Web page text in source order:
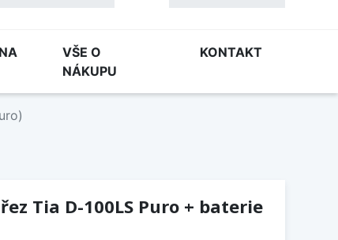
VŠE O
NÁKUPU
KONTAKT
Tia D-100LS Puro + baterie